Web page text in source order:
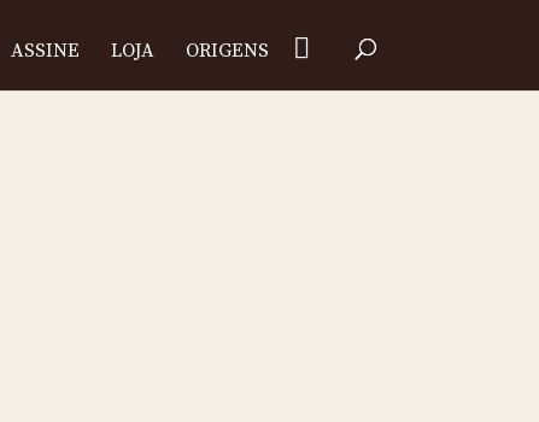
ASSINE LOJA ORIGENS